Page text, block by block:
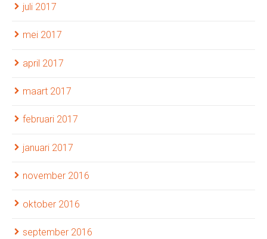
juli 2017
mei 2017
april 2017
maart 2017
februari 2017
januari 2017
november 2016
oktober 2016
september 2016